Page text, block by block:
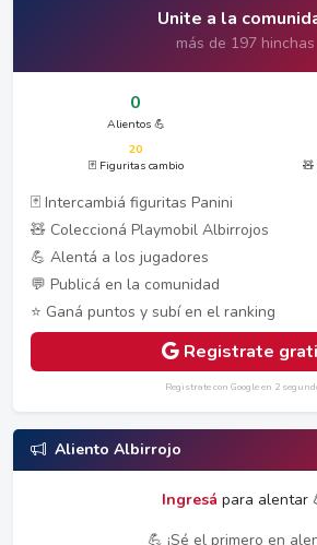
Unite a la
más de 197 hinchas
0
Alientos 💪
20
🃏 Figuritas cambio
🧸
🃏 Intercambiá figuritas Panini
🧸 Coleccioná Playmobil Albirrojos
💪 Alentá a los jugadores
💬 Publicá en la comunidad
⭐ Ganá puntos y subí en el ranking
Registrate
Registrate con Google en 2
Aliento Albirrojo
Ingresá para alentar
💪 ¡Sé el primero en